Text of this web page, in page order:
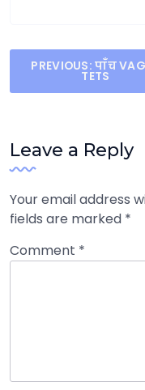
Post
navigation
PREVIOUS: पाँच
TETS
Leave a Reply
Your email address
fields are marked *
Comment *